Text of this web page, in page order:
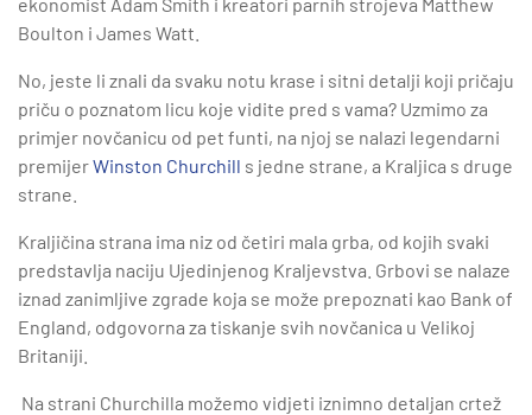
Boulton i James Watt.
No, jeste li znali da svaku notu krase i sitni detalji koji pričaju
priču o poznatom licu koje vidite pred s vama? Uzmimo za
primjer novčanicu od pet funti, na njoj se nalazi legendarni
premijerWinston Churchill s jedne strane, a Kraljica s druge
strane.
Kraljičina strana ima niz od četiri mala grba, od kojih svaki
predstavlja naciju Ujedinjenog Kraljevstva. Grbovi se nalaze
iznad zanimljive zgrade koja se može prepoznati kao Bank of
England, odgovorna za tiskanje svih novčanica u Velikoj
Britaniji.
Na strani Churchilla možemo vidjeti iznimno detaljan crtež